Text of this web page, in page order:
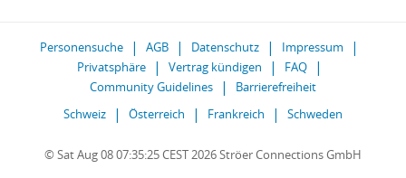
Personensuche AGB Datenschutz
Impressum
Privatsphäre
Vertrag kündigen
FAQ
Community Guidelines
Barrierefreiheit
Schweiz
Österreich Frankreich Schweden
© Sat Aug 08 07:35:25 CEST 2026 Ströer Connections GmbH